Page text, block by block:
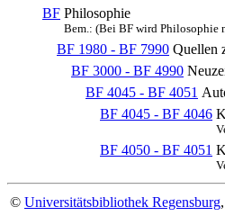
BF Philosophie
Bem.: (Bei BF wird Philosophie
BF 1980 - BF 7990 Quellen
BF 3000 - BF 4990
BF 4045 - BF 4051
BF 4045 - BF 4046
BF 4050 - BF 4051
© Universitätsbibliothek Regensburg